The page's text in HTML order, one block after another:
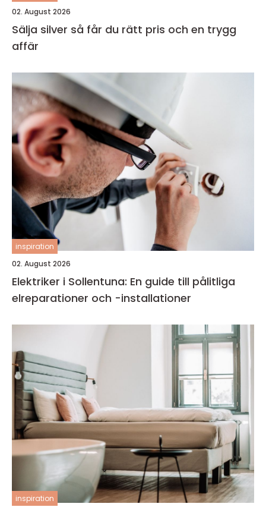
02. August 2026
Sälja silver så får du rätt pris och en trygg
affär
inspiration
02. August 2026
Elektriker i Sollentuna: En guide till pålitliga
elreparationer och -installationer
inspiration